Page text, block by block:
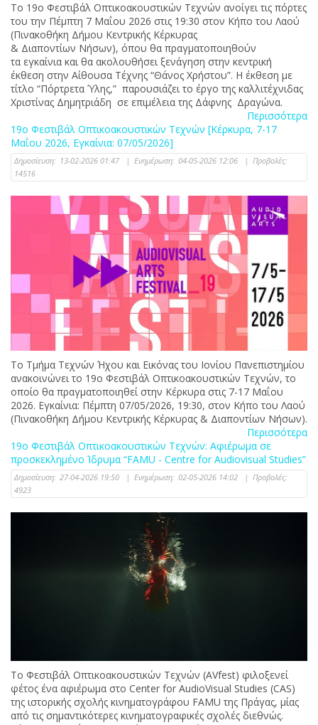
Το 19ο Φεστιβάλ Οπτικοακουστικών Τεχνών ανοίγει τις πόρτες
του την Πέμπτη 7 Μαΐου 2026 στις 19:30 στον Κήπο του Λαού
(Πινακοθήκη Δήμου Κεντρικής Κέρκυρας
& Διαποντίων Νήσων), όπου θα πραγματοποιηθούν
τα εγκαίνια και θα ακολουθήσει ξενάγηση στην κεντρική
έκθεση στην Αίθουσα Τέχνης “Θάνος Χρήστου”. Η έκθεση με
τίτλο “Πόρτρετα Ύλης,” παρουσιάζει το έργο της καλλιτέχνιδας
Χριστίνας Δημητριάδη σε επιμέλεια της Δάφνης Δραγώνα.
Περισσότερα
19ο Φεστιβάλ Οπτικοακουστικών Τεχνών [Κέρκυρα, 7-17
Μαΐου 2026, Εγκαίνια: 07/05/2026]
Δημοσίευση: 13-02-2026 01:47 | Ενημέρωση: 04-05-2026 12:06 | Προβολές:
14516
Το Τμήμα Τεχνών Ήχου και Εικόνας του Ιονίου Πανεπιστημίου
ανακοινώνει το 19ο Φεστιβάλ Οπτικοακουστικών Τεχνών, το
οποίο θα πραγματοποιηθεί στην Κέρκυρα στις 7-17 Μαΐου
2026. Εγκαίνια: Πέμπτη 07/05/2026, 19:30, στον Κήπο του Λαού
(Πινακοθήκη Δήμου Κεντρικής Κέρκυρας & Διαποντίων Νήσων).
Περισσότερα
19ο Φεστιβάλ Οπτικοακουστικών Τεχνών: Αφιέρωμα σε
προσκεκλημένο Ίδρυμα “FAMU - Centre for Audiovisual Studies”
Δημοσίευση: 27-04-2026 19:50 | Ενημέρωση: 02-05-2026 14:02 | Προβολές:
4923
Το Φεστιβάλ Οπτικοακουστικών Τεχνών (AVfest) φιλοξενεί
φέτος ένα αφιέρωμα στο Center for AudioVisual Studies (CAS)
της ιστορικής σχολής κινηματογράφου FAMU της Πράγας, μίας
από τις σημαντικότερες κινηματογραφικές σχολές διεθνώς.